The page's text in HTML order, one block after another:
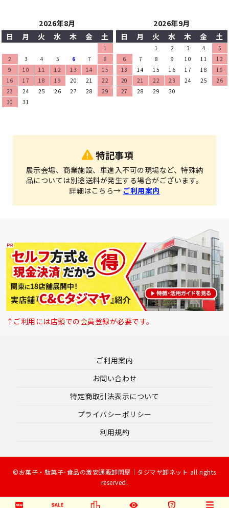
2026年8月
日
月 火 水 木 金 土
1
2
3 4 5 6 7
8
9
10 11 12 13 14
15
16
17 18 19 20 21
22
23
24 25 26 27 28
29
30
31
2026年9月
日
月 火 水 木 金 土
1 2 3 4
5
6
7 8 9 10 11
12
13
14 15 16 17 18
19
20
21 22 23 24 25
26
27
28 29 30
特記事項
展示会場、商業施設、車進入不可の現場など、特殊納
品については別途送料が発生する場合がございます。
詳細はこちら→ ご利用案内
↑ご利用には店頭での会員登録が必要です。
ご利用案内
お問い合わせ
特定商取引法表示について
プライバシーポリシー
利用規約
©お菓子・駄菓子･食品の激安通販卸問屋｜タジマヤ卸ネット all rights
reserved.